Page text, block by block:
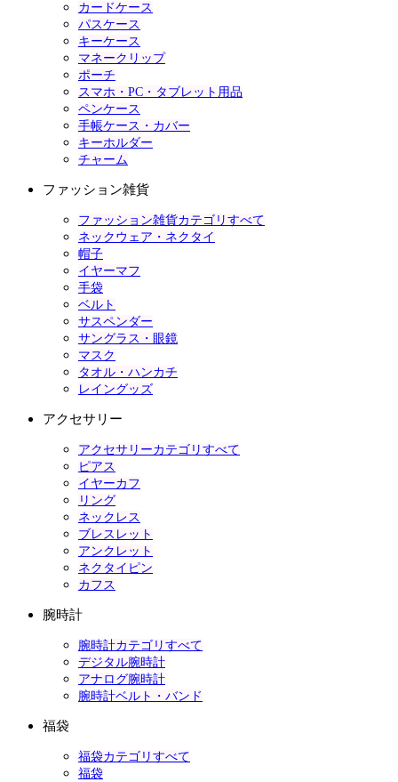
カードケース
パスケース
キーケース
マネークリップ
ポーチ
スマホ・PC・タブレット用品
ペンケース
手帳ケース・カバー
キーホルダー
チャーム
ファッション雑貨
ファッション雑貨カテゴリすべて
ネックウェア・ネクタイ
帽子
イヤーマフ
手袋
ベルト
サスペンダー
サングラス・眼鏡
マスク
タオル・ハンカチ
レイングッズ
アクセサリー
アクセサリーカテゴリすべて
ピアス
イヤーカフ
リング
ネックレス
ブレスレット
アンクレット
ネクタイピン
カフス
腕時計
腕時計カテゴリすべて
デジタル腕時計
アナログ腕時計
腕時計ベルト・バンド
福袋
福袋カテゴリすべて
福袋